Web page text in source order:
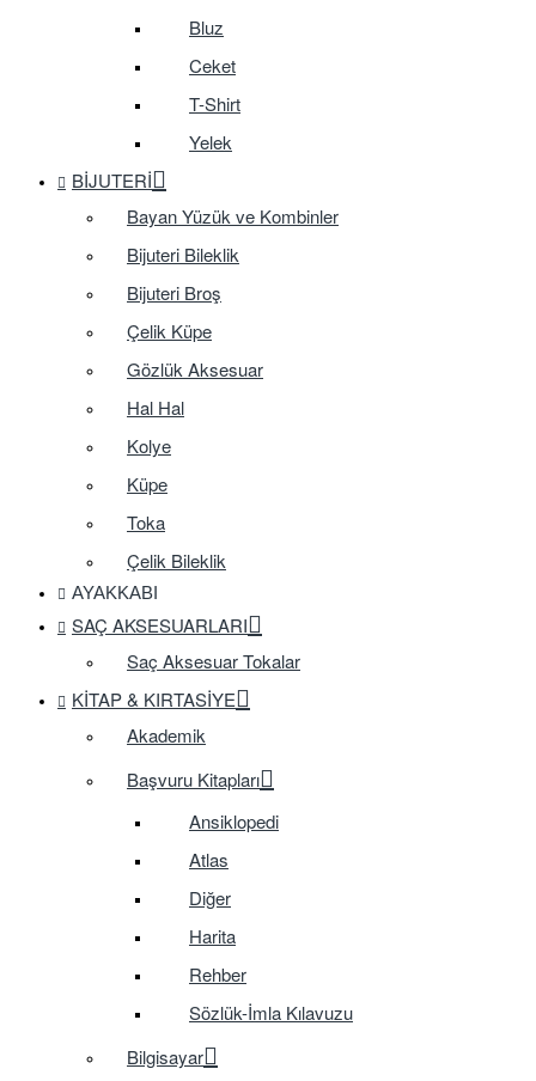
Bluz
Ceket
T-Shirt
Yelek
BIJUTERI
Bayan Yüzük ve Kombinler
Bijuteri Bileklik
Bijuteri Broş
Çelik Küpe
Gözlük Aksesuar
Hal Hal
Kolye
Küpe
Toka
Çelik Bileklik
AYAKKABI
SAÇ AKSESUARLARI
Saç Aksesuar Tokalar
KITAP & KIRTASIYE
Akademik
Başvuru Kitapları
Ansiklopedi
Atlas
Diğer
Harita
Rehber
Sözlük-İmla Kılavuzu
Bilgisayar